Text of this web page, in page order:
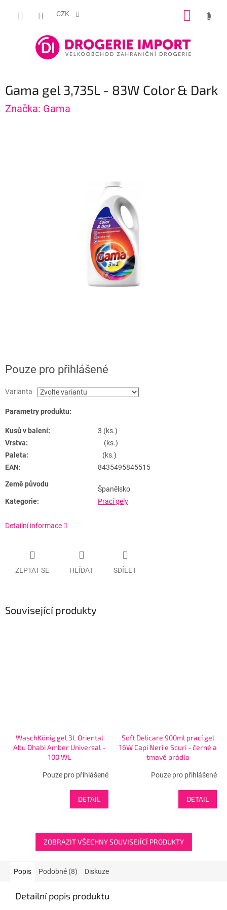
CZK
Gama gel 3,735L - 83W Color & Dark
Značka: Gama
Pouze pro přihlášené
Varianta
Parametry produktu:
Kusů v balení:
3 (ks.)
Vrstva:
(ks.)
Paleta:
(ks.)
EAN:
8435495845515
Země původu
Španělsko
Kategorie:
Prací gely
Detailní informace
ZEPTAT SE HLÍDAT SDÍLET
Související produkty
WaschKönig gel 3L Oriental
Abu Dhabi Amber Universal -
100 WL
Pouze pro přihlášené
DETAIL
Soft Delicare 900ml prací gel
16W Capi Neri e Scuri - černé a
tmavé prádlo
Pouze pro přihlášené
DETAIL
ZOBRAZIT VŠECHNY SOUVISEJÍCÍ PRODUKTY
Popis Podobné (8) Diskuze
Detailní popis produktu